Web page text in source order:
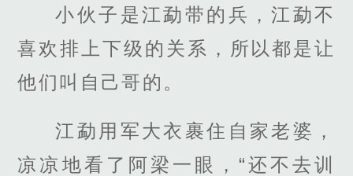
小伙子是江勐带的兵，江勐不
喜欢排上下级的关系，所以都是让
他们叫自己哥的。
江勐用军大衣裹住自家老婆，
凉凉地看了阿梁一眼，“还不去训